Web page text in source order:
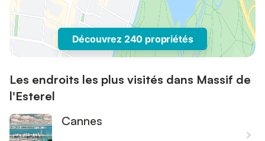
Découvrez 240 propriétés
Les endroits les plus visités dans Massif de
l'Esterel
Cannes